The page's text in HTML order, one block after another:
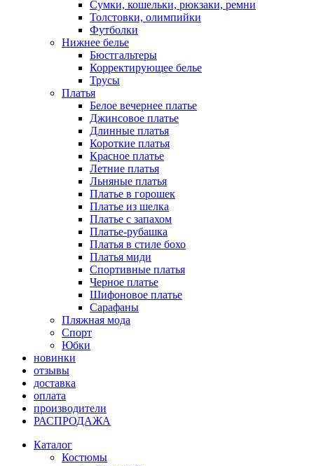
Сумки, кошельки, рюкзаки, ремни
Толстовки, олимпийки
Футболки
Нижнее белье
Бюстгальтеры
Корректирующее белье
Трусы
Платья
Белое вечернее платье
Джинсовое платье
Длинные платья
Короткие платья
Красное платье
Летние платья
Льняные платья
Платье в горошек
Платье из шелка
Платье с запахом
Платье-рубашка
Платья в стиле бохо
Платья миди
Спортивные платья
Черное платье
Шифоновое платье
Сарафаны
Пляжная мода
Спорт
Юбки
новинки
отзывы
доставка
оплата
производители
РАСПРОДАЖА
Каталог
Костюмы